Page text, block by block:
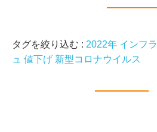
タグを絞り込む : 2022年 インフラ
ュ 値下げ 新型コロナウイルス